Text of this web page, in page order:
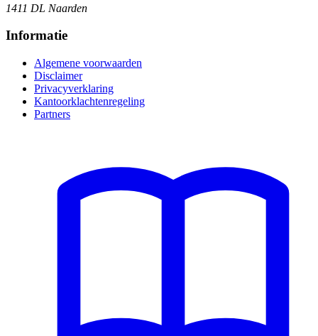
1411 DL Naarden
Informatie
Algemene voorwaarden
Disclaimer
Privacyverklaring
Kantoorklachtenregeling
Partners